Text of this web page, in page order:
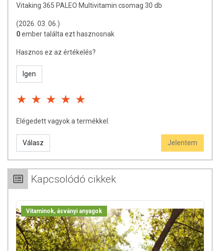
nem az orvosi kezelés helyettesítésére alkalmas! Betegség esetén
fogyasztási mennyiséget ne lépje túl! Ne szedje a készítményt, ha az
összetevők bármelyikére érzékeny vagy allergiás! Kisgyermektől
Vitaking 365 PALEO Multivitamin csomag 30 db
(2026. 03. 06.)
0ember találta ezt hasznosnak
Hasznos ez az értékelés?
Igen
Elégedett vagyok a termékkel.
Válasz Jelentem
Kapcsolódó cikkek
Vitaminok, ásványi anyagok